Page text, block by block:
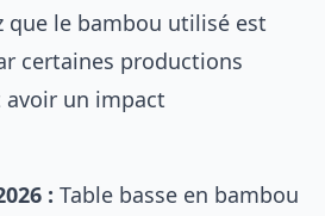
que le bambou utilisé est
certaines productions
avoir un impact
: Table basse en bambou